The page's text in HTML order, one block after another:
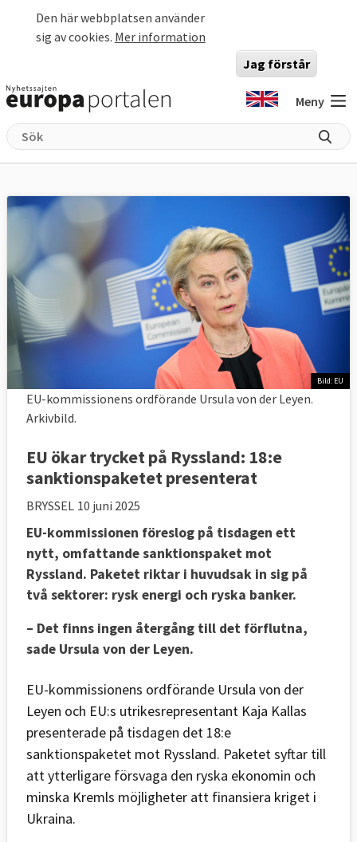
Den här webbplatsen använder
sig av cookies. Mer information
Jag förstår
Meny
Bild: EU
EU-kommissionens ordförande Ursula von der Leyen.
Arkivbild.
EU ökar trycket på Ryssland: 18:e
sanktionspaketet presenterat
BRYSSEL 10 juni 2025
EU-kommissionen föreslog på tisdagen ett
nytt, omfattande sanktionspaket mot
Ryssland. Paketet riktar i huvudsak in sig på
två sektorer: rysk energi och ryska banker.
– Det finns ingen återgång till det förflutna,
sade Ursula von der Leyen.
EU-kommissionens ordförande Ursula von der
Leyen och EU:s utrikesrepresentant Kaja Kallas
presenterade på tisdagen det 18:e
sanktionspaketet mot Ryssland. Paketet syftar till
att ytterligare försvaga den ryska ekonomin och
minska Kremls möjligheter att finansiera kriget i
Ukraina.